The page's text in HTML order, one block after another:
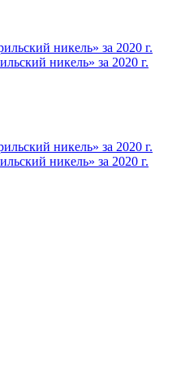
никель» за 2020 г.
никель» за 2020 г.
никель» за 2020 г.
никель» за 2020 г.